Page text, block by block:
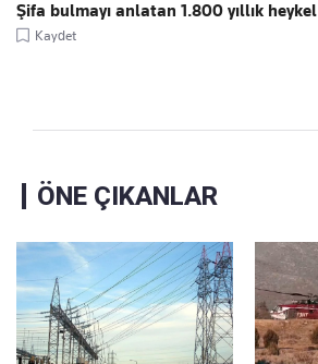
Şifa bulmayı anlatan 1.800 yıllık heykel
Kaydet
ÖNE ÇIKANLAR